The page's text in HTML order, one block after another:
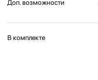
Доп. возможности
В комплекте